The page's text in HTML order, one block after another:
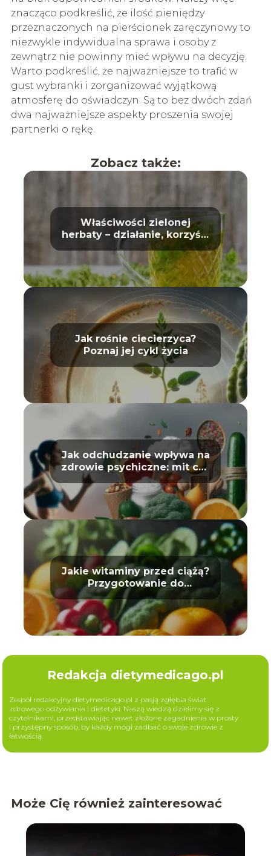
znacząco podkreślić, że ilość pieniędzy
przeznaczonych na pierścionek zaręczynowy to
niezwykle indywidualna sprawa i osoby z
zewnątrz nie powinny mieć wpływu na decyzję.
Warto podkreślić, że najważniejsze to trafić w
gust wybranki i zorganizować wyjątkową
atmosferę do oświadczyn. Są to bez dwóch zdań
dwa najważniejsze aspekty proszenia swojej
partnerki o rękę.
Zobacz także:
Właściwości zielonej
herbaty – działanie, korzyści
i wpływ na zdrowie
Jak rośnie ciecierzyca?
Poznaj jej cykl życia
Jak odchudzanie wpływa na
zdrowie psychiczne: mit czy
prawda?
Jakie witaminy przed ciążą?
Przygotowanie do
macierzyństwa
Redakcja dietymedicago.pl
Zespół redakcyjny dietymedicago.pl z pasją zgłębia świat
zdrowego odżywiania i dietetyki. Naszą wiedzą dzielimy się z
czytelnikami, przedstawiając nawet złożone zagadnienia w prosty
i przystępny sposób, by każdy mógł zadbać o swoje zdrowie z
łatwością.
Może Cię również zainteresować